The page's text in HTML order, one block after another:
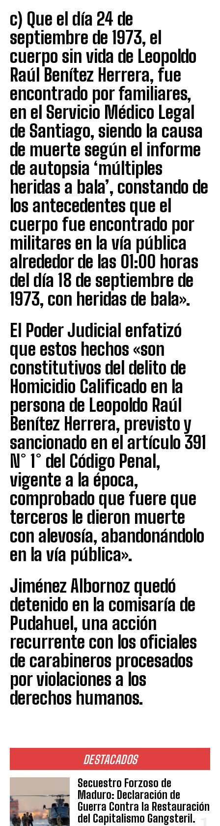
DESTACADOS
Secuestro Forzoso de
Maduro: Declaración de
Guerra Contra la Restauración
del Capitalismo Gangsteril.
c) Que el día 24 de
septiembre de 1973, el
cuerpo sin vida de Leopoldo
Raúl Benítez Herrera, fue
encontrado por familiares,
en el Servicio Médico Legal
de Santiago, siendo la causa
de muerte según el informe
de autopsia ‘múltiples
heridas a bala’, constando de
los antecedentes que el
cuerpo fue encontrado por
militares en la vía pública
alrededor de las 01:00 horas
del día 18 de septiembre de
1973, con heridas de bala».
El Poder Judicial enfatizó
que estos hechos «son
constitutivos del delito de
Homicidio Calificado en la
persona de Leopoldo Raúl
Benítez Herrera, previsto y
sancionado en el artículo 391
N° 1° del Código Penal,
vigente a la época,
comprobado que fuere que
terceros le dieron muerte
con alevosía, abandonándolo
en la vía pública».
Jiménez Albornoz quedó
detenido en la comisaría de
Pudahuel, una acción
recurrente con los oficiales
de carabineros procesados
por violaciones a los
derechos humanos.